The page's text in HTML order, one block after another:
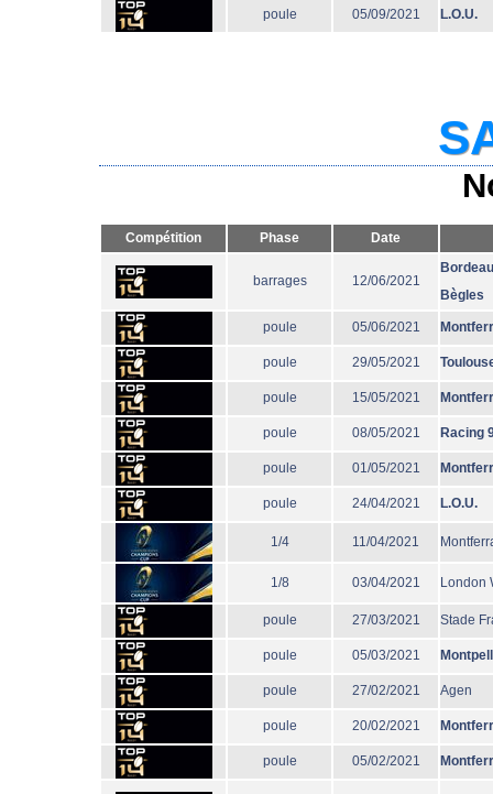
poule 05/09/2021 L.O.U.
Compétition Phase Date
barrages 12/06/2021
Bègles
poule 05/06/2021
poule 29/05/2021
poule 15/05/2021
poule 08/05/2021 Racing
poule 01/05/2021
poule 24/04/2021 L.O.U.
1/4 11/04/2021
1/8 03/04/2021 London
poule 27/03/2021 Stade
poule 05/03/2021
poule 27/02/2021 Agen
poule 20/02/2021
poule 05/02/2021